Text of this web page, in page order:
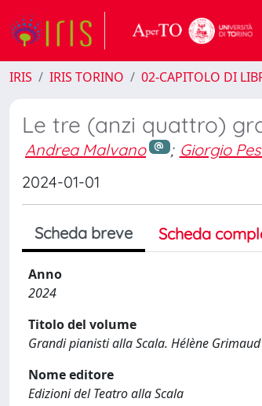
IRIS IRIS TORINO 02-CAPITOLO DI
Le tre (anzi quattro)
Andrea Malvano ; Giorgio
2024-01-01
Scheda breve Scheda
Anno
2024
Titolo del volume
Grandi pianisti alla Scala. Hélène Grimaud
Nome editore
Edizioni del Teatro alla Scala